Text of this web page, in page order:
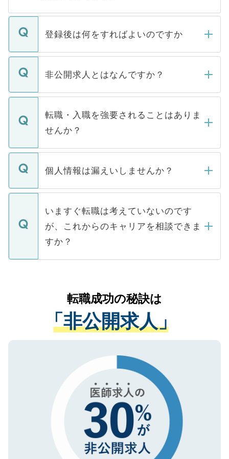
登録後は何をすればよいのですか
ご登録いただきましたら、弊社担当者がご
登録内容を確認し、その後メールもしくは
ます。通常、5営業日以内にはご連絡をせて
いただきますので、しばらくお待ちくださ
非公開求人とはなんですか？
マイナビDOCTORで取り扱っている求人の
うち約3割は、Webサイトからご覧いただ
けない「非公開求人」です。非公開求人は
下記の理由によって、一般には公開してい
ません。
■応募殺到を避けるため 人気のある医療機
関を公にしてしまうと、応募が殺到する場
に、医療機関が求める条件に合った人材の
みを人材紹介会社に依頼するケースが増え
ています。
転職・入職を強要されることはありま
せんか？
転職・入職を強要することは一切ありませ
ん。また、仮に応募先から内定をいただい
定を承諾する必要はありません。内定先へ
の辞退の連絡はキャリアパートナーが行い
個人情報は漏えいしませんか？
個人情報が漏えいすることはありませんの
で、ご安心ください。当サイトからの登録
などで収集したご登録者様の個人情報は、
ご本人のキャリアアップおよび転職活動の
支援を目的に使用いたします。お預かりし
ているすべての個人データはご本人の許可
は、個人情報の取り扱いについての厳密な
管理基準を満たした事業者のみに付与され
る、プライバシーマークを取得済みです。
で、機密保持に関してもご安心ください。
いますぐ転職は考えていないのです
が、これからのキャリアを相談できま
すか？
かがいして、現在の医療機関の状況や紹介
経験をまじえながら、適切なアドバイスを
させていただきます。すぐにご転職をされ
ない方には、長期的なサポートが可能です
ので、まずはご登録ください。
転職成功の秘訣は
「非公開求人」